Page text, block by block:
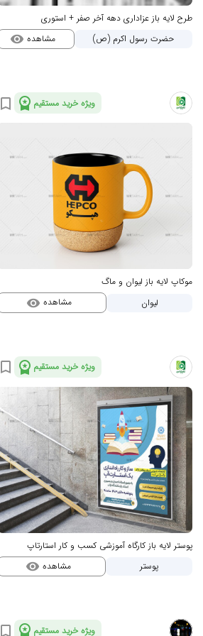
طرح لایه باز عزاداری دهه آخر صفر + استوری
حضرت رسول اکرم (ص)
مشاهده visibility
ویژه خرید مستقیم workspace_premium
bookmark_border
موکاپ لایه باز لیوان و ماگ
لیوان
مشاهده visibility
ویژه خرید مستقیم workspace_premium
bookmark_border
پوستر لایه باز کارگاه آموزشی کسب و کار استارتاپ
پوستر
مشاهده visibility
ویژه خرید مستقیم workspace_premium
bookmark_border